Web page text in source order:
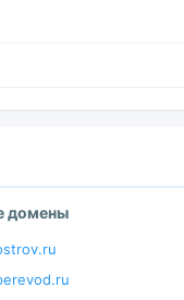
домены